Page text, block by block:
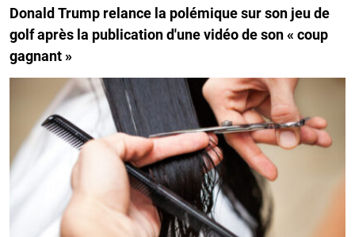
Donald Trump relance la polémique sur son jeu de
golf après la publication d'une vidéo de son « coup
gagnant »